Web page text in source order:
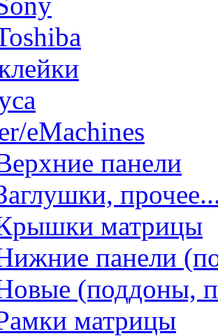
eMachines
панели
матрицы
панели
(поддоны,
матрицы